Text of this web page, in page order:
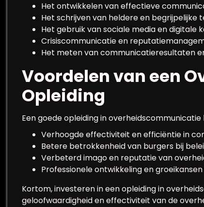
Het ontwikkelen van effectieve
Het schrijven van heldere en
Het gebruik van sociale media en digitale
Crisiscommunicatie en
Het meten van communicatieresultaten
Voordelen van een
Opleiding
Een goede opleiding in
Verhoogde effectiviteit en efficiëntie in
Betere betrokkenheid van burgers bij
Verbeterd imago en reputatie van
Professionele ontwikkeling en
Kortom, investeren in een opleiding in
geloofwaardigheid en effectiviteit van de